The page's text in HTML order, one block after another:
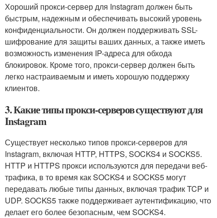
Хороший прокси-сервер для Instagram должен быть
быстрым, надежным и обеспечивать высокий уровень
конфиденциальности. Он должен поддерживать SSL-
шифрование для защиты ваших данных, а также иметь
возможность изменения IP-адреса для обхода
блокировок. Кроме того, прокси-сервер должен быть
легко настраиваемым и иметь хорошую поддержку
клиентов.
3. Какие типы прокси-серверов существуют для
Instagram
Существует несколько типов прокси-серверов для
Instagram, включая HTTP, HTTPS, SOCKS4 и SOCKS5.
HTTP и HTTPS прокси используются для передачи веб-
трафика, в то время как SOCKS4 и SOCKS5 могут
передавать любые типы данных, включая трафик TCP и
UDP. SOCKS5 также поддерживает аутентификацию, что
делает его более безопасным, чем SOCKS4.